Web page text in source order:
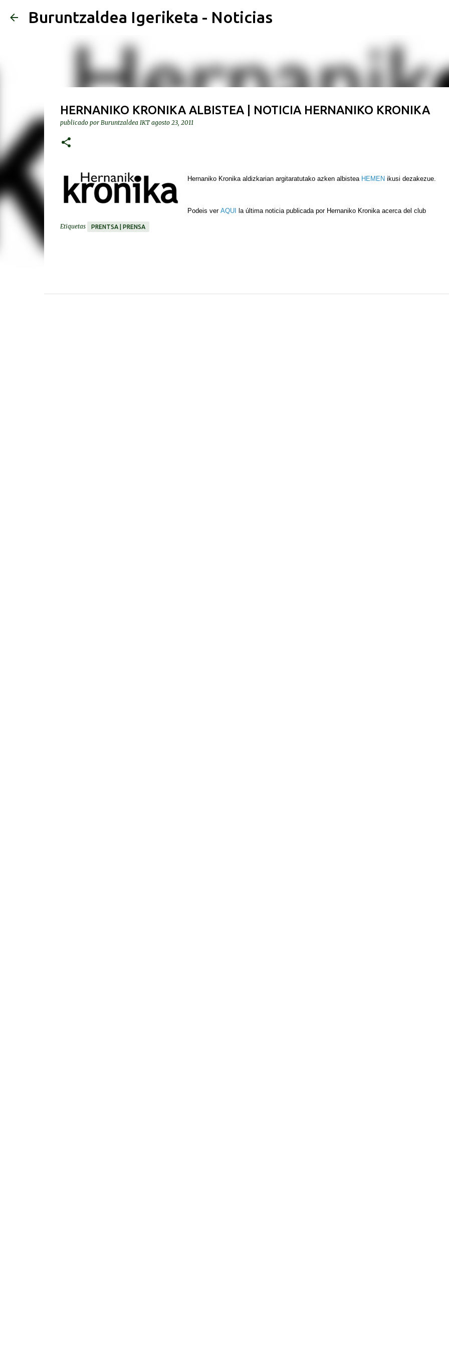
Buruntzaldea Igeriketa - Noticias
HERNANIKO KRONIKA ALBISTEA | NOTICIA HERNANIKO KRONIKA
publicado por Buruntzaldea IKT agosto 23, 2011
Hernaniko Kronika aldizkarian argitaratutako azken albistea HEMEN ikusi dezakezue.
Podeis ver AQUI la última noticia publicada por Hernaniko Kronika acerca del club
Etiquetas PRENTSA | PRENSA